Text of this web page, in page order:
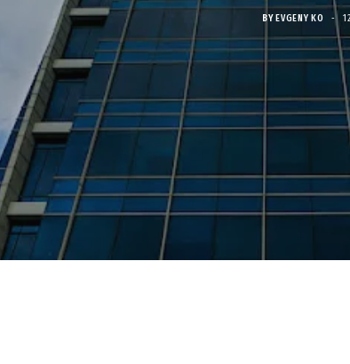
BY EVGENY KO